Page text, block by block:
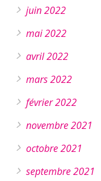
juin 2022
mai 2022
avril 2022
mars 2022
février 2022
novembre 2021
octobre 2021
septembre 2021